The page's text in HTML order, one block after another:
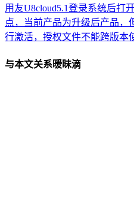
用友U8cloud5.1登录系统后打
点，当前产品为升级后产品，
行激活，授权文件不能跨版本
与本文关系暧昧滴